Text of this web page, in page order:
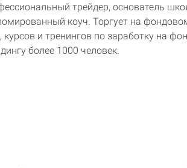
трейдер, основатель
коуч. Торгует на
курсов и тренингов по заработку на
более 1000 человек.